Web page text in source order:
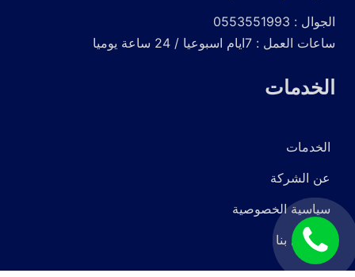
الجوال : 0553551993
ساعات العمل : 7ايام اسبوعيا / 24 ساعة يوميا
الخدمات
الخدمات
عن الشركة
سياسية الخصوصية
للاتصال بنااتصل